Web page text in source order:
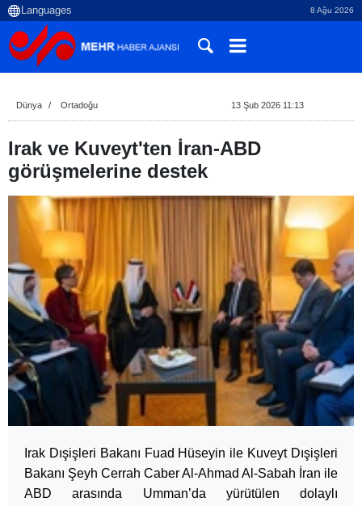
8 Ağu 2026
Dünya Ortadoğu 13 Şub 2026 11:13
Irak ve Kuveyt'ten İran-ABD
görüşmelerine destek
Irak Dışişleri Bakanı Fuad Hüseyin ile Kuveyt Dışişleri
Bakanı Şeyh Cerrah Caber Al-Ahmad Al-Sabah İran ile
ABD arasında Umman’da yürütülen dolaylı